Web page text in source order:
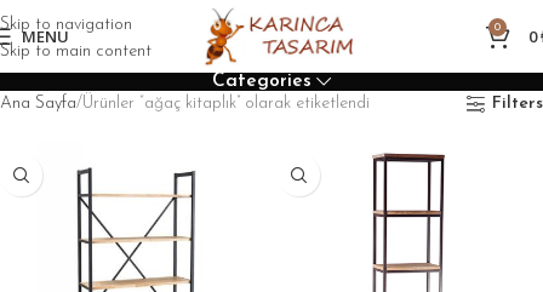
Skip to navigation
Skip to main content
MENU 0 0
Categories
Ana Sayfa Ürünler “ağaç kitaplık” olarak etiketlendi Filters